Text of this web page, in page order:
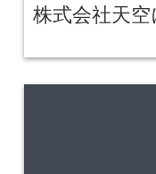
株式会社天空